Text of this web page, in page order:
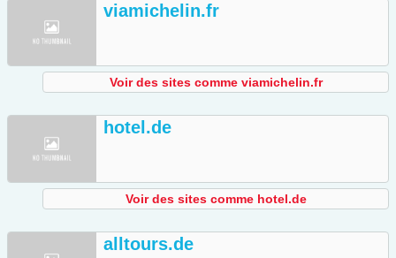
viamichelin.fr
Voir des sites comme viamichelin.fr
hotel.de
Voir des sites comme hotel.de
alltours.de